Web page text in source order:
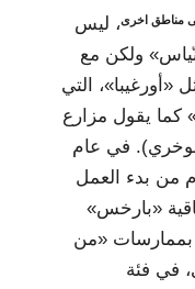
مناطق اخرى، ليس
ولكن مع
التي
كما يقول مزارع
في عام
عام من بدء العمل
«بارخس»
«من
في فئة